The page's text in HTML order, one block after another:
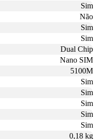
Sim
Não
Sim
Sim
Dual Chip
Nano SIM
5100M
Sim
Sim
Sim
Sim
Sim
0,18 kg